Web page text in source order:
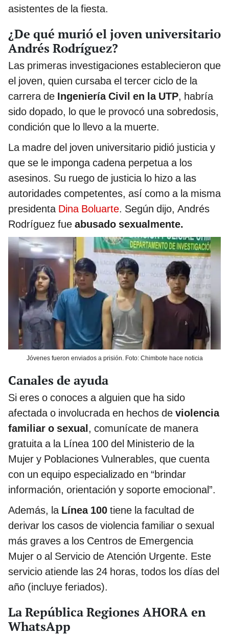
asistentes de la fiesta.
¿De qué murió el joven universitario
Andrés Rodríguez?
Las primeras investigaciones establecieron que
el joven, quien cursaba el tercer ciclo de la
carrera de Ingeniería Civil en la UTP, habría
sido dopado, lo que le provocó una sobredosis,
condición que lo llevo a la muerte.
La madre del joven universitario pidió justicia y
que se le imponga cadena perpetua a los
asesinos. Su ruego de justicia lo hizo a las
autoridades competentes, así como a la misma
presidenta Dina Boluarte. Según dijo, Andrés
Rodríguez fue abusado sexualmente.
Jóvenes fueron enviados a prisión. Foto: Chimbote hace noticia
Canales de ayuda
Si eres o conoces a alguien que ha sido
afectada o involucrada en hechos de violencia
familiar o sexual, comunícate de manera
gratuita a la Línea 100 del Ministerio de la
Mujer y Poblaciones Vulnerables, que cuenta
con un equipo especializado en “brindar
información, orientación y soporte emocional”.
Además, laLínea 100 tiene la facultad de
derivar los casos de violencia familiar o sexual
más graves a los Centros de Emergencia
Mujer o al Servicio de Atención Urgente. Este
servicio atiende las 24 horas, todos los días del
año (incluye feriados).
La República Regiones AHORA en
WhatsApp